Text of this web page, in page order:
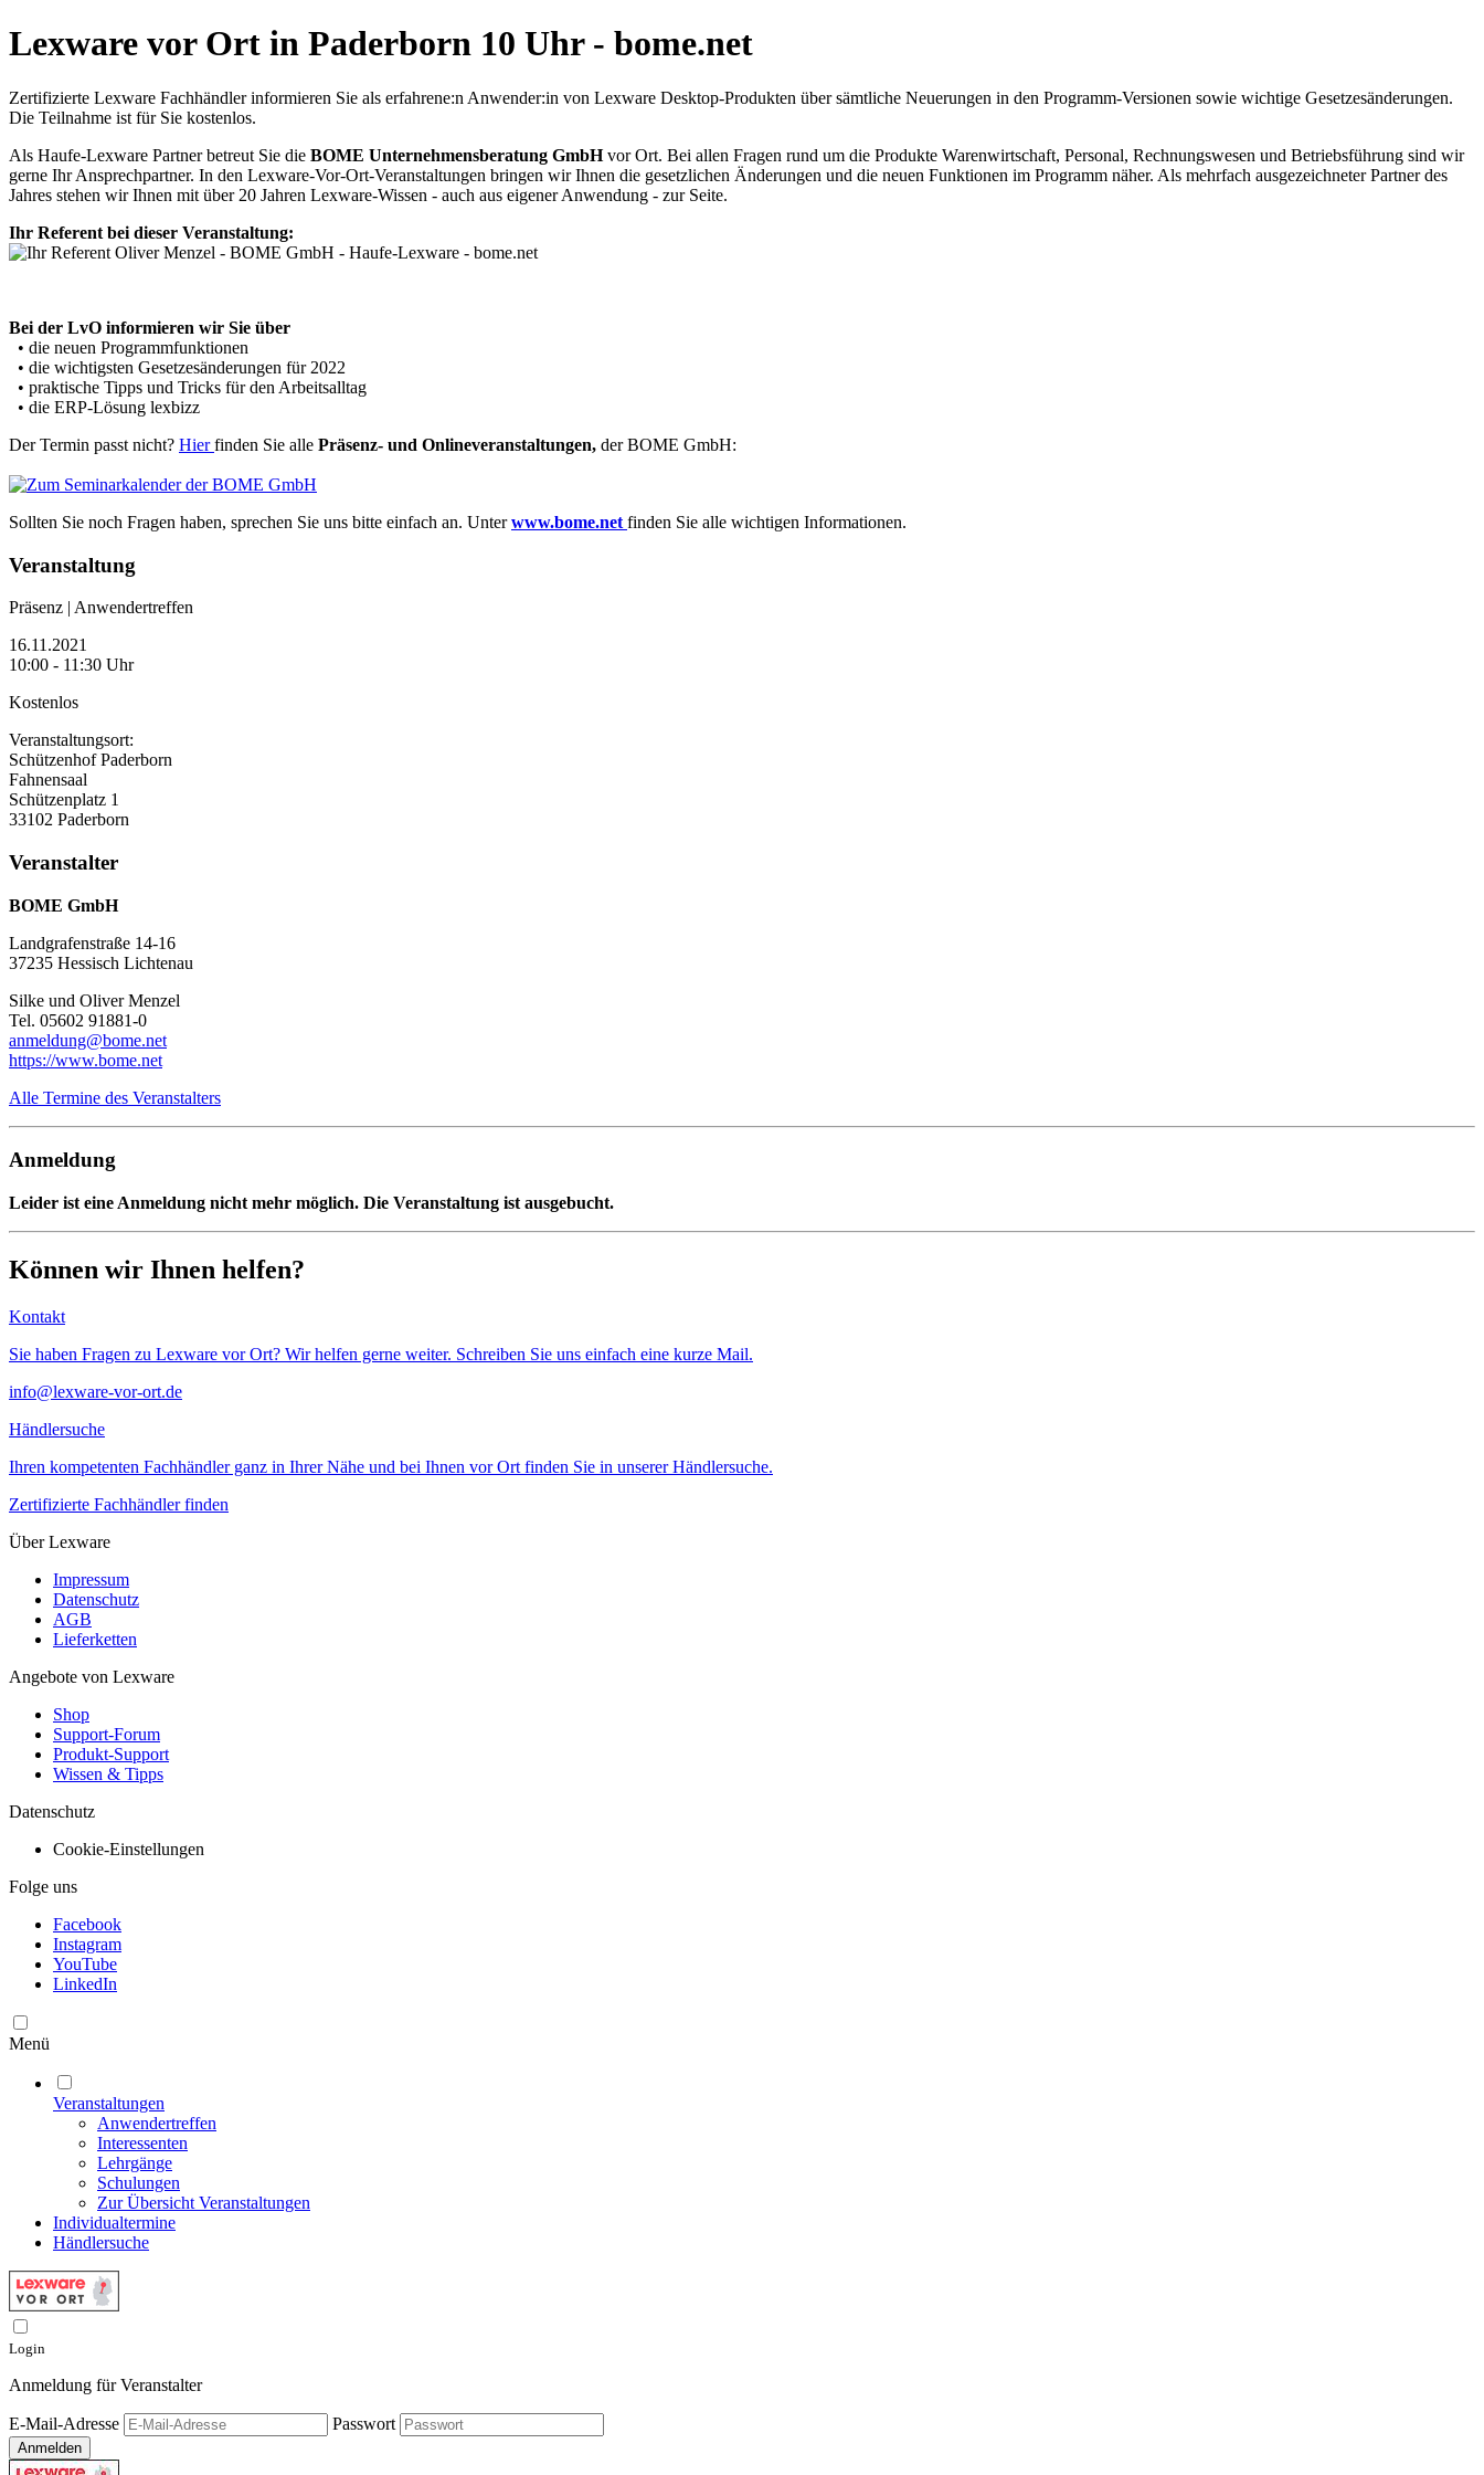
Lexware vor Ort in Paderborn 10 Uhr - bome.net
Zertifizierte Lexware Fachhändler informieren Sie als erfahrene:n Anwender:in von Lexware Desktop-Produkten über sämtliche Neuerungen in den Programm-Versionen sowie wichtige Gesetzesänderungen.
Die Teilnahme ist für Sie kostenlos.
Als Haufe-Lexware Partner betreut Sie die BOME Unternehmensberatung GmbHvor Ort. Bei allen Fragen rund um die Produkte Warenwirtschaft, Personal, Rechnungswesen und Betriebsführung sind wir
gerne Ihr Ansprechpartner. In den Lexware-Vor-Ort-Veranstaltungen bringen wir Ihnen die gesetzlichen Änderungen und die neuen Funktionen im Programm näher. Als mehrfach ausgezeichneter Partner des
Jahres stehen wir Ihnen mit über 20 Jahren Lexware-Wissen - auch aus eigener Anwendung - zur Seite.
Ihr Referent bei dieser Veranstaltung:
Bei der LvO informieren wir Sie über
• die neuen Programmfunktionen
• die wichtigsten Gesetzesänderungen für 2022
• praktische Tipps und Tricks für den Arbeitsalltag
• die ERP-Lösung lexbizz
Der Termin passt nicht? Hierfinden Sie alle Präsenz- und Onlineveranstaltungen, der BOME GmbH:
Sollten Sie noch Fragen haben, sprechen Sie uns bitte einfach an. Unterwww.bome.net finden Sie alle wichtigen Informationen.
Veranstaltung
Präsenz | Anwendertreffen
16.11.2021
10:00 - 11:30 Uhr
Kostenlos
Veranstaltungsort:
Schützenhof Paderborn
Fahnensaal
Schützenplatz 1
33102 Paderborn
Veranstalter
BOME GmbH
Landgrafenstraße 14-16
37235 Hessisch Lichtenau
Silke und Oliver Menzel
Tel. 05602 91881-0
anmeldung@bome.net
https://www.bome.net
Alle Termine des Veranstalters
Anmeldung
Leider ist eine Anmeldung nicht mehr möglich. Die Veranstaltung ist ausgebucht.
Können wir Ihnen helfen?
Kontakt
Sie haben Fragen zu Lexware vor Ort? Wir helfen gerne weiter. Schreiben Sie uns einfach eine kurze Mail.
info@lexware-vor-ort.de
Händlersuche
Ihren kompetenten Fachhändler ganz in Ihrer Nähe und bei Ihnen vor Ort finden Sie in unserer Händlersuche.
Zertifizierte Fachhändler finden
Über Lexware
Impressum
Datenschutz
AGB
Lieferketten
Angebote von Lexware
Shop
Support-Forum
Produkt-Support
Wissen & Tipps
Datenschutz
Cookie-Einstellungen
Folge uns
Facebook
Instagram
YouTube
LinkedIn
Menü
Veranstaltungen
Anwendertreffen
Interessenten
Lehrgänge
Schulungen
Zur Übersicht Veranstaltungen
Individualtermine
Händlersuche
Login
Anmeldung für Veranstalter
E-Mail-Adresse Passwort
Anmelden